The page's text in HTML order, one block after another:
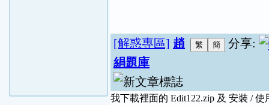
分享:
[解惑專區] 趙
絹題庫
我下載裡面的 Edit122.zip 及 安裝 /